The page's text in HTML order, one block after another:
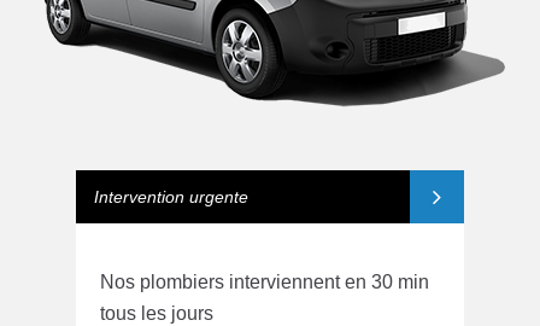
Intervention urgente
Nos plombiers interviennent en 30 min
tous les jours